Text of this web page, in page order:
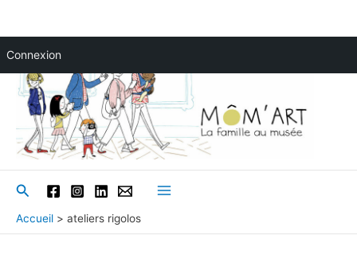
Connexion
contenu
Rechercher
Menu
Accueil ateliers rigolos